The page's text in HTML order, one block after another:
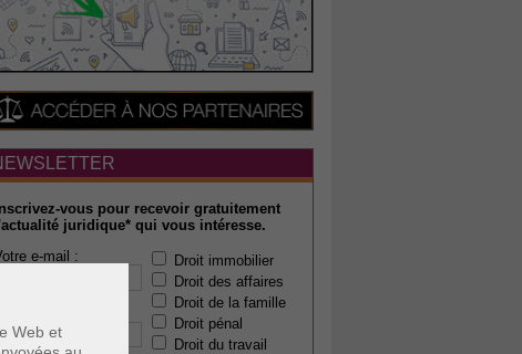
Web et
Inscrivez-vous pour recevoir gratuitement
juridique* qui vous intéresse.
e-mail :
Droit immobilier
Droit des affaires
Droit de la famille
Droit pénal
Droit du travail